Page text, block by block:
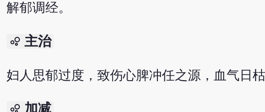
解郁调经。
bubble_chart 主治
妇人思郁过度，致伤心脾冲任之源，血气日
bubble_chart 加减